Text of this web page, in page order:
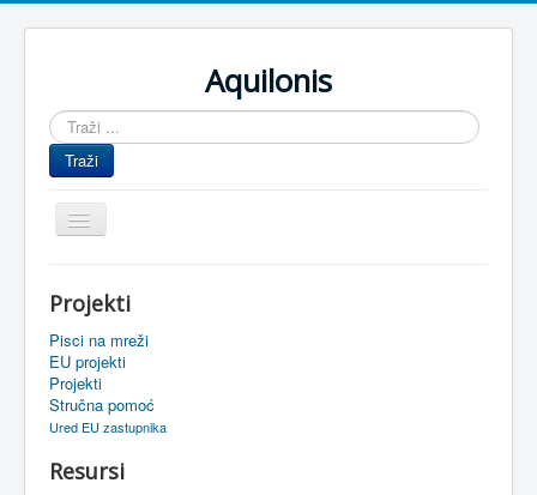
Aquilonis
Traži
...
Traži
Prikaz/Sakrivanje
navigacije
Upravljanje znanjem
Obrazovanje
Upravljanje projektima
Oaza
Projekti
Pisci na mreži
EU projekti
Projekti
Stručna pomoć
Ured EU zastupnika
Resursi